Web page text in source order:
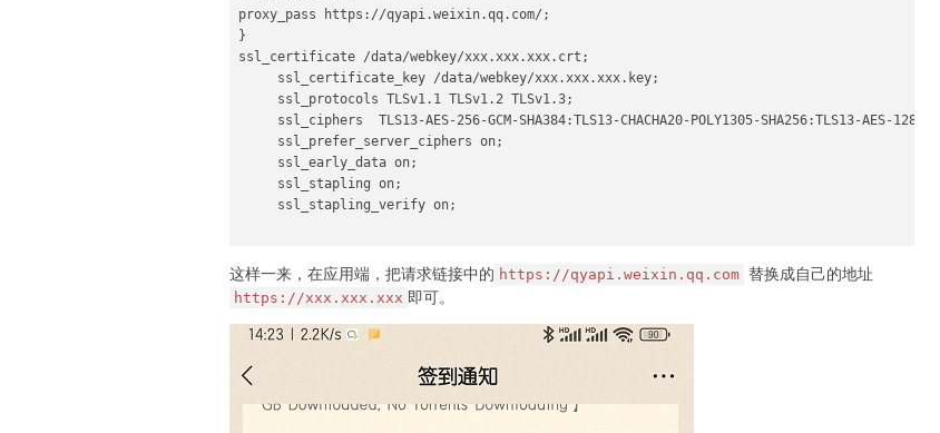
proxy_pass https://qyapi.weixin.qq.com/;
}
ssl_certificate /data/webkey/xxx.xxx.xxx.crt;
     ssl_certificate_key /data/webkey/xxx.xxx.xxx.key;
     ssl_protocols TLSv1.1 TLSv1.2 TLSv1.3;
ssl_ciphers  TLS13-AES-256-GCM-SHA384:TLS13-CHACHA20-POLY1305-SHA256:TLS13-AES-
     ssl_prefer_server_ciphers on;
     ssl_early_data on;
     ssl_stapling on;
     ssl_stapling_verify on;
    }
server {
    listen 80;
    rewrite ^(.*)$ https://${server_name}$1 permanent;
这样一来，在应用端，把请求链接中的 https://qyapi.weixin.qq.com 替换成自己的地址
https://xxx.xxx.xxx 即可。